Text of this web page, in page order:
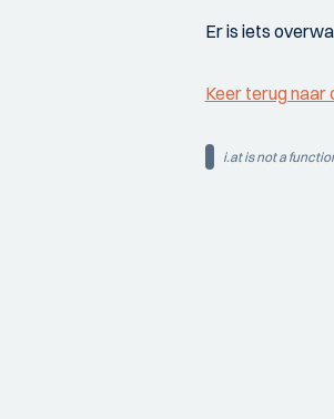
Er is iets
Keer terug naar
i.at is not a